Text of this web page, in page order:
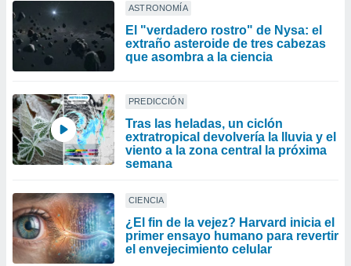
ASTRONOMÍA
El "verdadero rostro" de Nysa: el
extraño asteroide de tres cabezas
que asombra a la ciencia
PREDICCIÓN
Tras las heladas, un ciclón
extratropical devolvería la lluvia y el
viento a la zona central la próxima
semana
CIENCIA
¿El fin de la vejez? Harvard inicia el
primer ensayo humano para revertir
el envejecimiento celular